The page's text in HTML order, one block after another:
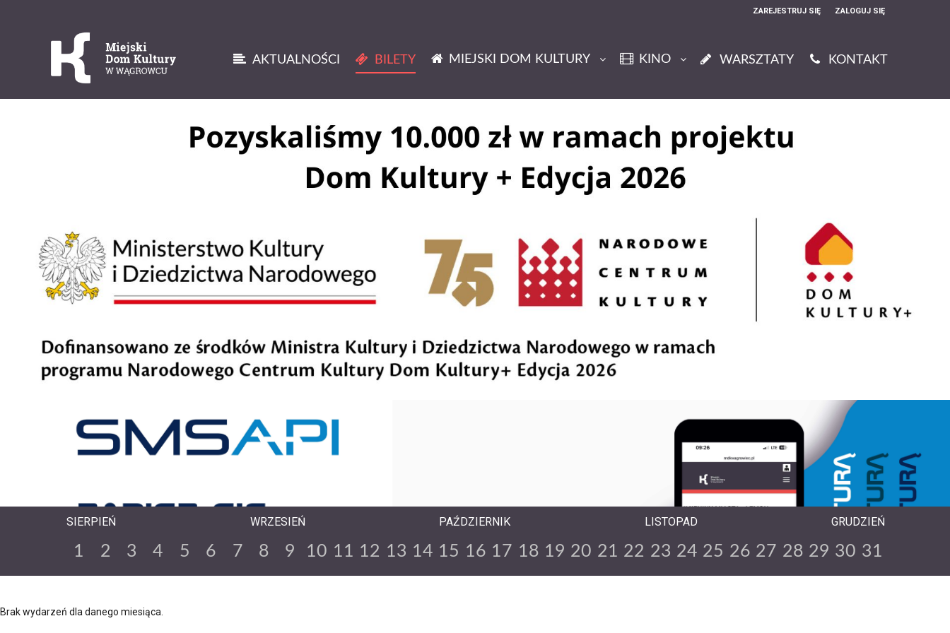
'
ZAREJESTRUJ SIĘ ZALOGUJ SIĘ
0,00
AKTUALNOŚCI BILETY MIEJSKI DOM KULTURY KINO WARSZTATY KONTAKT
SIERPIEŃ WRZESIEŃ PAŹDZIERNIK LISTOPAD GRUDZIEŃ
1 2 3 4 5 6 7 8 9 10 11 12 13 14 15 16 17 18 19 20 21 22 23 24 25 26 27 28 29 30 31
Brak wydarzeń dla danego miesiąca.